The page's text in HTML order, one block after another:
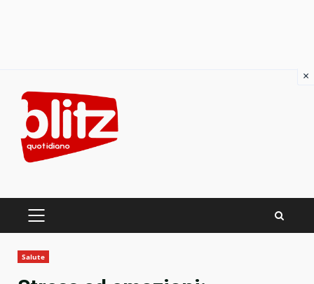
content
PRIMARY
Salute
×